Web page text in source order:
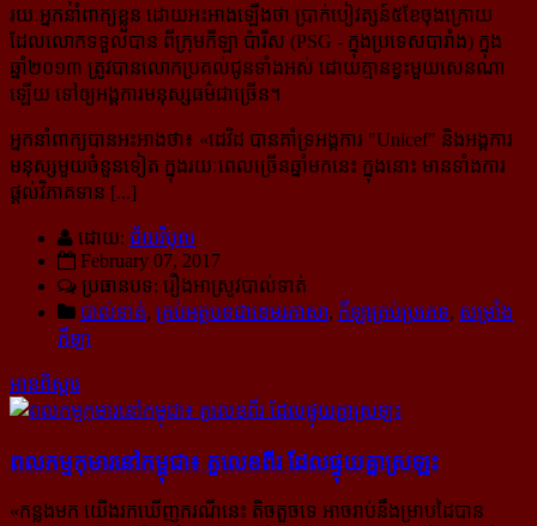
រយៈ​អ្នកនាំពាក្យខ្លួន ដោយអះអាង​ឡើងថា ប្រាក់បៀវត្សន៍​៥ខែ​ចុង​ក្រោយ
ដែល​លោក​ទទួល​បាន ពី​ក្រុម​កីឡា ប៉ារីស (PSG - ក្នុងប្រទេសបារាំង) ក្នុង​
ឆ្នាំ២០១៣ ត្រូវបាន​លោកប្រគល់​ជូន​ទាំងអស់ ដោយគ្មានខ្វះ​មួយ​សេន​ណា​
ឡើយ ទៅឲ្យអង្គការ​មនុស្សធម៌​ជាច្រើន។
អ្នកនាំពាក្យបានអះអាងថា៖ «ដេវិដ បានគាំទ្រ​អង្គការ "Unicef" និងអង្គការ​
មនុស្ស​មួយ​ចំនួន​ទៀត ក្នុង​រយៈ​ពេល​ច្រើន​ឆ្នាំ​មក​នេះ ក្នុងនោះ មានទាំងការ
ផ្ដល់​វិភាគទាន [...]
ដោយ: ជ័យវិបុល
February 07, 2017
ប្រធានបទ: រឿងអាស្រូវបាល់ទាត់
បាល់ទាត់, គ្រប់អត្ថបទជាខេមរភាសា, កីឡាគ្រប់ប្រភេទ, សម្រាំង
កីឡា
អានពិស្ដារ
ពលកម្ម​កុមារ​នៅ​កម្ពុជា៖ តួ​លេខ​ពីរ ដែល​ផ្ទុយ​គ្នា​ស្រឡះ
«កន្លងមក យើងរកឃើញករណីនេះ តិចតួចទេ អាចរាប់នឹងម្រាបដៃបាន